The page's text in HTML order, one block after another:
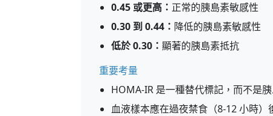
0.45 或更高： 正常的胰島素敏感性
0.30 到 0.44： 降低的胰島素敏感性
低於 0.30： 顯著的胰島素抵抗
重要考量
HOMA-IR 是一種替代標記，而不是
血液樣本應在過夜禁食（8-12 小時）